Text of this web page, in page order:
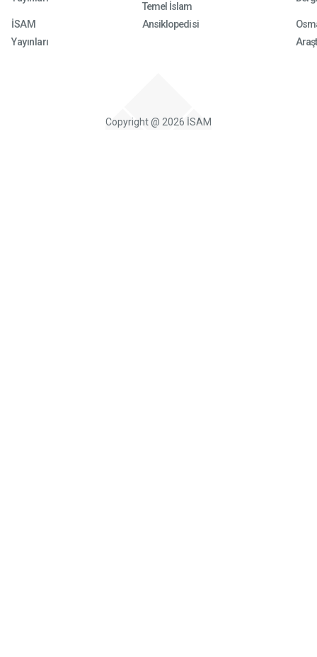
İSAM
Yayınları
Temel İslam
Ansiklopedisi
Copyright @ 2026 İSAM